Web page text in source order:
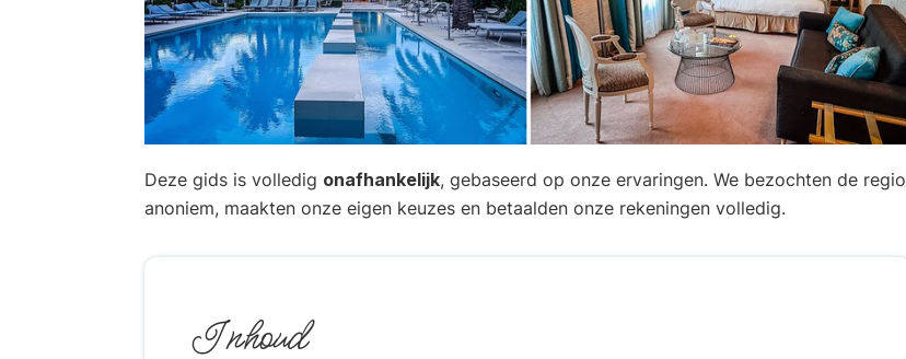
Deze gids is volledig onafhankelijk, gebaseerd op onze ervaringen. We bezochten de regio
anoniem, maakten onze eigen keuzes en betaalden onze rekeningen volledig.
Inhoud